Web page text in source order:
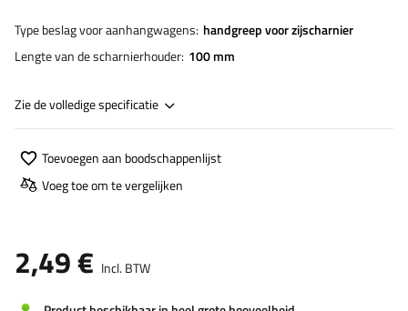
Type beslag voor aanhangwagens handgreep voor zijscharnier
Lengte van de scharnierhouder 100 mm
Zie de volledige specificatie
Toevoegen aan boodschappenlijst
Voeg toe om te vergelijken
2,49 € Incl. BTW